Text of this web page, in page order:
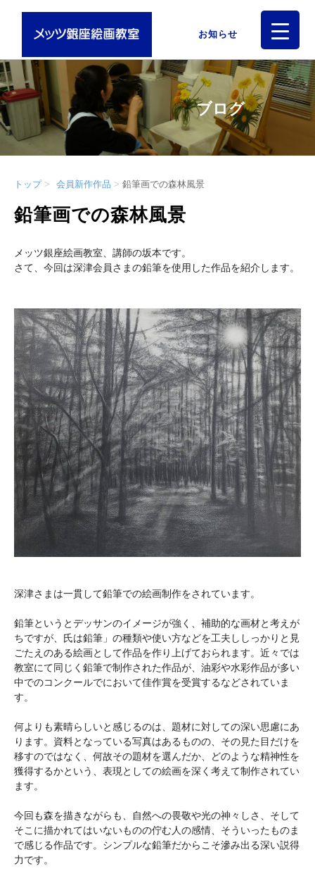
お知らせ
ブログ
トップ 会員新作作品 鉛筆画での森林風景
鉛筆画での森林風景
メッツ銀座絵画教室、講師の坂本です。
さて、今回は深津会員さまの鉛筆を使用した作品を紹介します。
深津さまは一貫して鉛筆での絵画制作をされています。
鉛筆というとデッサンのイメージが強く、補助的な画材と考えが
ちですが、氏は鉛筆」の種類や使い方などを工夫ししっかりと見
ごたえのある絵画として作品を作り上げておられます。近々では
教室にて同じく鉛筆で制作された作品が、油彩や水彩作品が多い
中でのコンクールでにおいて佳作賞を受賞するなどされていま
す。
何よりも素晴らしいと感じるのは、題材に対しての深い思慮にあ
ります。資料となっている写真はあるものの、その見た目だけを
移すのではなく、何故その題材を選んだか、どのような精神性を
獲得するかという、表現としての絵画を深く考えて制作されてい
ます。
今回も森を描きながらも、自然への畏敬や光の神々しさ、そして
そこに描かれてはいないものの佇む人の感情、そういったものま
で感じる作品です。シンプルな鉛筆だからこそ滲み出る深い説得
力です。